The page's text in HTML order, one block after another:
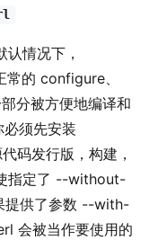
情况下，
的 configure、
分被方便地编译和
须先安装
码发行版，构建，
指定了 --without-
提供了参数 --with-
会被当作要使用的